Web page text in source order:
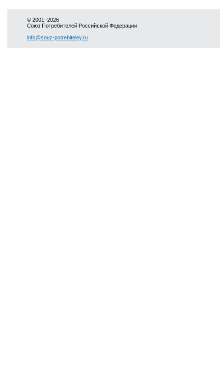
© 2001–2026
Союз Потребителей Российской Федерации
info@souz-potrebiteley.ru